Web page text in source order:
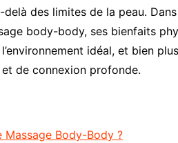
des limites de la peau.
body-body, ses bienfaits
idéal, et bien
de connexion profonde.
Massage Body-Body ?